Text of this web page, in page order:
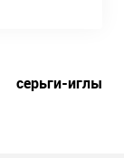
иглы